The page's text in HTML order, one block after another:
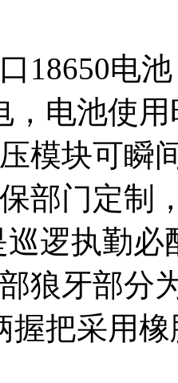
18650电
，电池使
模块可瞬
部门定制
巡逻执勤必
狼牙部分
握把采用